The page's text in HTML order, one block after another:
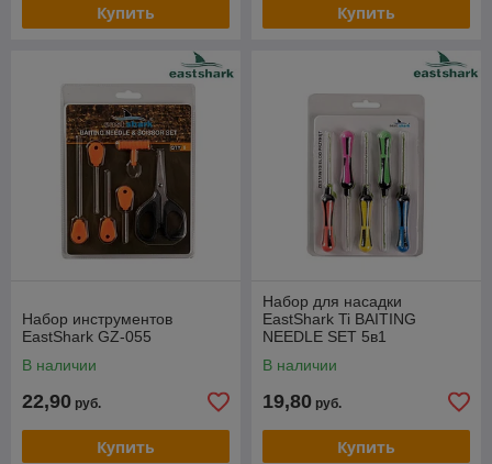
Купить Купить
Набор инструментов
EastShark GZ-055
В наличии
22,90 руб.
Купить
Набор для насадки
EastShark Ti BAITING
NEEDLE SET 5в1
В наличии
19,80 руб.
Купить